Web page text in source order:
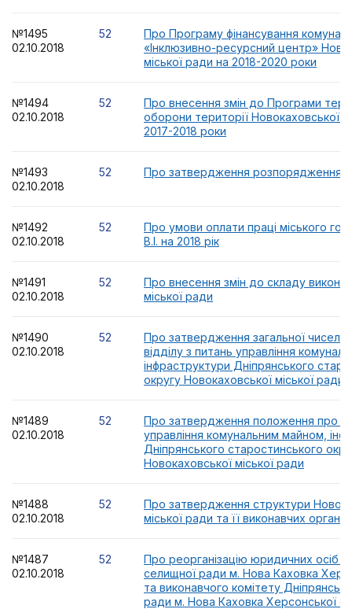
№1495
02.10.2018
52
Про Програму фінансування
«Інклюзивно-ресурсний центр»
міської ради на 2018-2020 роки
№1494
02.10.2018
52
Про внесення змін до Програми
оборони території Новокаховської
2017-2018 роки
№1493
02.10.2018
52 Про затвердження розпорядження
№1492
02.10.2018
52
Про умови оплати праці міського
В.І. на 2018 рік
№1491
02.10.2018
52
Про внесення змін до складу
міської ради
№1490
02.10.2018
52
Про затвердження загальної
відділу з питань управління
інфраструктури Дніпрянського
округу Новокаховської міської ради
№1489
02.10.2018
52
Про затвердження положення про
управління комунальним майном,
Дніпрянського старостинського
Новокаховської міської ради
№1488
02.10.2018
52
Про затвердження структури
міської ради та її виконавчих органів
№1487
02.10.2018
52
Про реорганізацію юридичних осіб
селищної ради м. Нова Каховка
та виконавчого комітету
ради м. Нова Каховка Херсонської